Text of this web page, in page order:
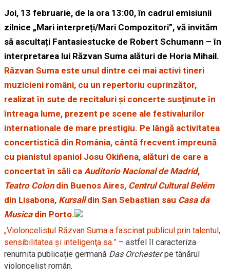
Joi, 13 februarie, de la ora 13:00, în cadrul emisiunii
zilnice „Mari interpreți/Mari Compozitori”, vă invităm
să ascultați Fantasiestucke de Robert Schumann –în
interpretarea lui Răzvan Suma alături de Horia Mihail.
Răzvan Suma este unul dintre cei mai activi tineri
muzicieni români, cu un repertoriu cuprinzător,
realizat în sute de recitaluri şi concerte susţinute în
întreaga lume, prezent pe scene ale festivalurilor
internationale de mare prestigiu. Pe lângă activitatea
concertistică din România, cântă frecvent împreună
cu pianistul spaniol Josu Okiñena, alături de care a
concertat în săli ca Auditorio Nacional de Madrid,
Teatro Colondin Buenos Aires, Centrul Cultural Belém
din Lisabona, Kursalldin San Sebastian sau Casa da
Musicadin Porto.
„Violoncelistul Răzvan Suma a fascinat publicul prin talentul,
sensibilitatea şi inteligenţa sa.” – astfel îl caracteriza
renumita publicaţie germană Das Orchesterpe tânărul
violoncelist român.